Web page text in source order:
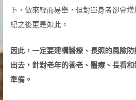
下，做來輕而易舉，但對單身者卻會
紀之後更是如此。
因此，一定要建構醫療、長照的風險
出去，針對老年的養老、醫療、長看
準備。